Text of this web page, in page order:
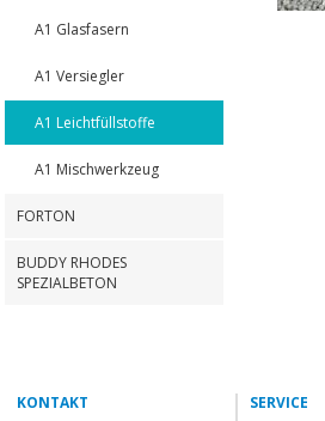
A1 Glasfasern
A1 Versiegler
A1 Leichtfüllstoffe
A1 Mischwerkzeug
FORTON
BUDDY RHODES
SPEZIALBETON
KONTAKT
SERVICE